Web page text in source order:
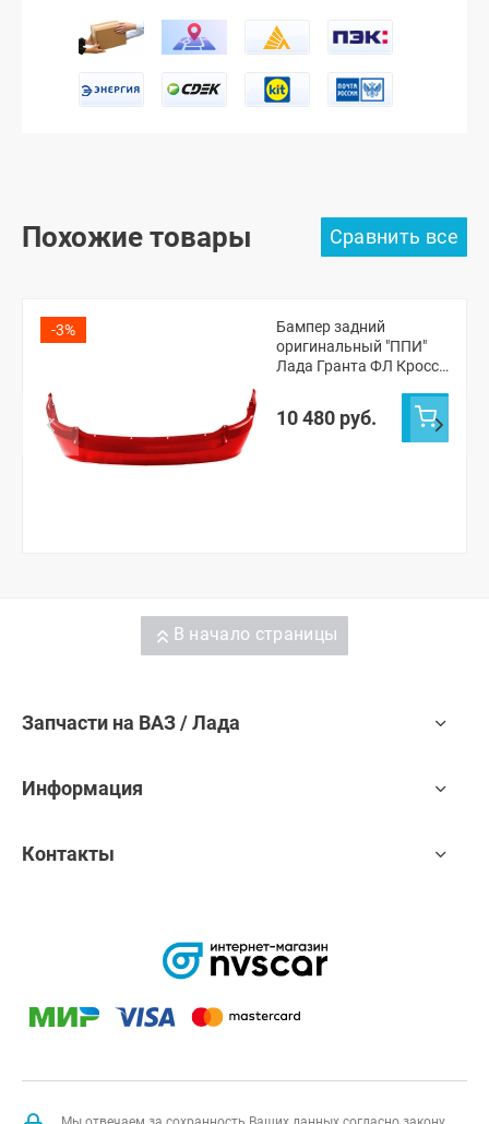
Похожие товары
-3%
Бампер задний
оригинальный "ППИ"
Лада Гранта ФЛ Кросс
10 480 руб.
В начало страницы
Запчасти на ВАЗ / Лада
Информация
Контакты